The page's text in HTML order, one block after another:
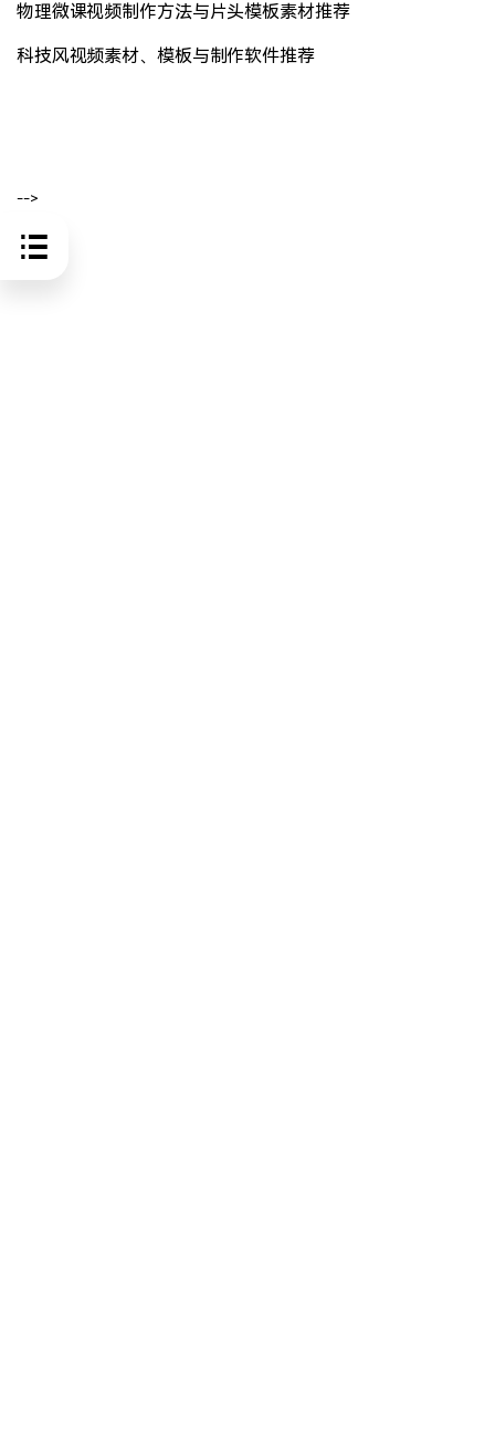
物理微课视频制作方法与片头模板素材推荐
科技风视频素材、模板与制作软件推荐
-->